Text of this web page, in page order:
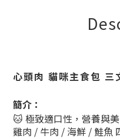
心頭肉 貓咪主食包 三
簡介：
🐱 極致適口性，營養與美
雞肉 / 牛肉 / 海鮮 / 鮭魚